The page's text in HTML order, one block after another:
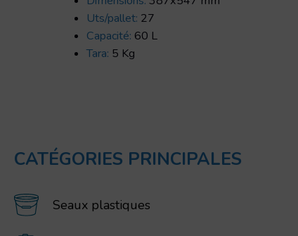
Uts/pallet: 27
Capacité: 60 L
Tara: 5 Kg
CATÉGORIES PRINCIPALES
Seaux plastiques